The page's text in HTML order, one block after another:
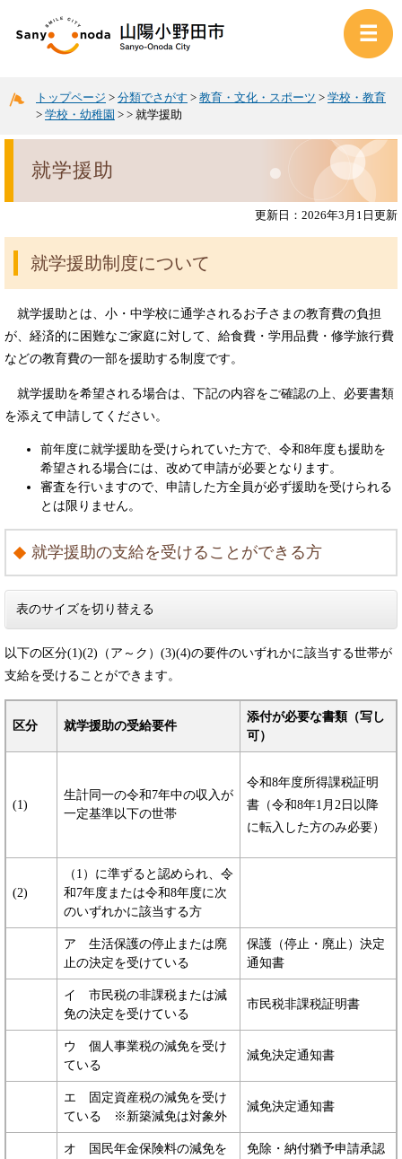
トップページ > 分類でさがす > 教育・文化・スポーツ > 学校・教育
> 学校・幼稚園 > > 就学援助
就学援助
更新日：2026年3月1日更新
就学援助制度について
就学援助とは、小・中学校に通学されるお子さまの教育費の負担
が、経済的に困難なご家庭に対して、給食費・学用品費・修学旅行費
などの教育費の一部を援助する制度です。
就学援助を希望される場合は、下記の内容をご確認の上、必要書類
を添えて申請してください。
前年度に就学援助を受けられていた方で、令和8年度も援助を
希望される場合には、改めて申請が必要となります。
審査を行いますので、申請した方全員が必ず援助を受けられる
とは限りません。
就学援助の支給を受けることができる方
表のサイズを切り替える
以下の区分(1)(2)（ア～ク）(3)(4)の要件のいずれかに該当する世帯が
支給を受けることができます。
区分 就学援助の受給要件
添付が必要な書類（写し
可）
(1)
生計同一の令和7年中の収入が
一定基準以下の世帯
令和8年度所得課税証明
書（令和8年1月2日以降
に転入した方のみ必要）
(2)
（1）に準ずると認められ、令
和7年度または令和8年度に次
のいずれかに該当する方
ア 生活保護の停止または廃
止の決定を受けている
保護（停止・廃止）決定
通知書
イ 市民税の非課税または減
免の決定を受けている
市民税非課税証明書
ウ 個人事業税の減免を受け
ている
減免決定通知書
エ 固定資産税の減免を受け
ている ※新築減免は対象外
減免決定通知書
オ 国民年金保険料の減免を
免除・納付猶予申請承認